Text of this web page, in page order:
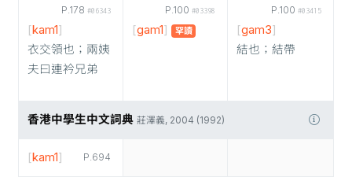
P.178 #06343
[kam1]
衣交領也；兩姨
夫曰連衿兄弟
P.100 #03398
[gam1] 罕讀
P.100 #03415
[gam3]
結也；結帶
香港中學生中文詞典 莊澤義, 2004 (1992)
P.694
[kam1]